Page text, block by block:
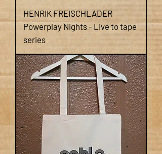
HENRIK FREISCHLADER
Powerplay Nights - Live to tape
series